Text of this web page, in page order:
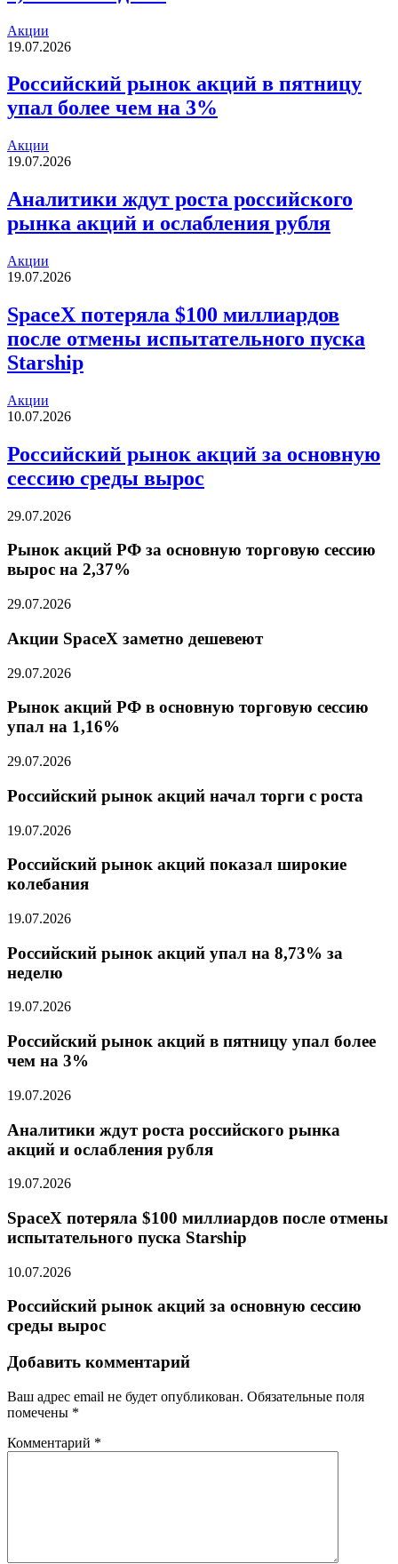
Акции
19.07.2026
Российский рынок акций в пятницу
упал более чем на 3%
Акции
19.07.2026
Аналитики ждут роста российского
рынка акций и ослабления рубля
Акции
19.07.2026
SpaceX потеряла $100 миллиардов
после отмены испытательного пуска
Starship
Акции
10.07.2026
Российский рынок акций за основную
сессию среды вырос
29.07.2026
Рынок акций РФ за основную торговую сессию
вырос на 2,37%
29.07.2026
Акции SpaceX заметно дешевеют
29.07.2026
Рынок акций РФ в основную торговую сессию
упал на 1,16%
29.07.2026
Российский рынок акций начал торги с роста
19.07.2026
Российский рынок акций показал широкие
колебания
19.07.2026
Российский рынок акций упал на 8,73% за
неделю
19.07.2026
Российский рынок акций в пятницу упал более
чем на 3%
19.07.2026
Аналитики ждут роста российского рынка
акций и ослабления рубля
19.07.2026
SpaceX потеряла $100 миллиардов после отмены
испытательного пуска Starship
10.07.2026
Российский рынок акций за основную сессию
среды вырос
Добавить комментарий
Ваш адрес email не будет опубликован. Обязательные поля
помечены *
Комментарий *